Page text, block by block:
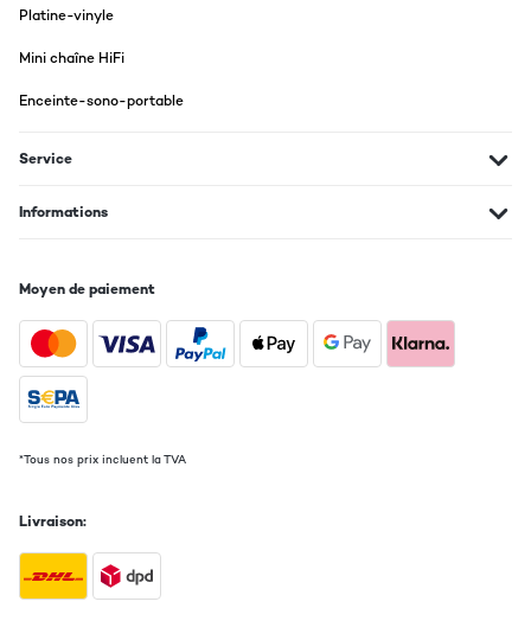
Platine-vinyle
Mini chaîne HiFi
Enceinte-sono-portable
Service
Informations
Moyen de paiement
*Tous nos prix incluent la TVA
Livraison: